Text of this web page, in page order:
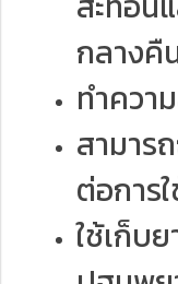
กลางคื
ทำควา
สามาร
ต่อการ
ใช้เก็บ